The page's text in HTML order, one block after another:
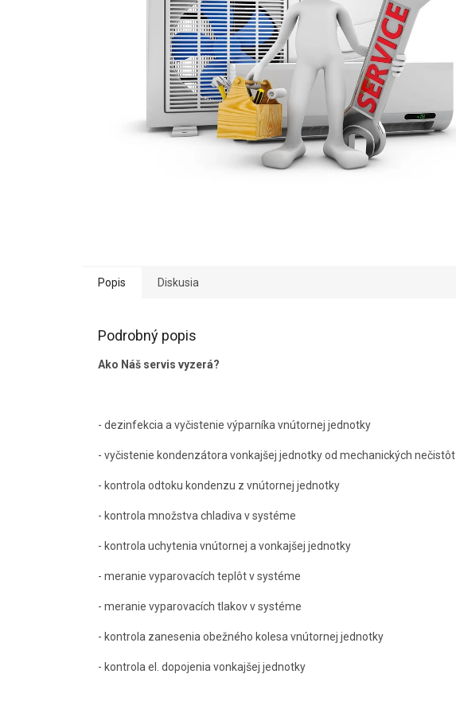
Popis Diskusia
Podrobný popis
Ako Náš servis vyzerá?
- dezinfekcia a vyčistenie výparníka vnútornej jednotky
- vyčistenie kondenzátora vonkajšej jednotky od mechanických nečistôt
- kontrola odtoku kondenzu z vnútornej jednotky
- kontrola množstva chladiva v systéme
- kontrola uchytenia vnútornej a vonkajšej jednotky
- meranie vyparovacích teplôt v systéme
- meranie vyparovacích tlakov v systéme
- kontrola zanesenia obežného kolesa vnútornej jednotky
- kontrola el. dopojenia vonkajšej jednotky